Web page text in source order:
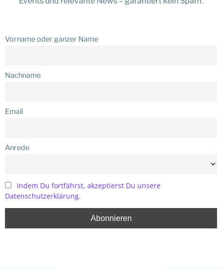
Vorname oder ganzer Name
Nachname
Email
Anrede
Indem Du fortfährst, akzeptierst Du unsere
Datenschutzerklärung.